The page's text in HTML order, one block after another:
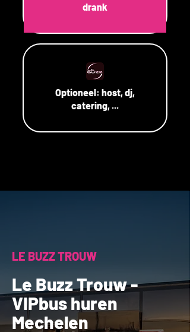
drank
Optioneel: host, dj,
catering, ...
LE BUZZ TROUW
Le Buzz Trouw -
VIPbus huren
Mechelen